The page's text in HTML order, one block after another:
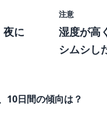
夜に
注意
湿度が高
シムシし
10日間の傾向は？